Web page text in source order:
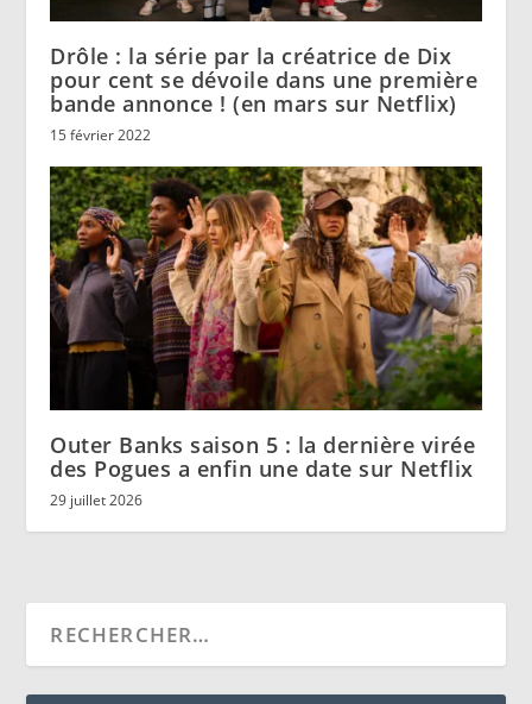
Drôle : la série par la créatrice de Dix
pour cent se dévoile dans une première
bande annonce ! (en mars sur Netflix)
15 février 2022
Outer Banks saison 5 : la dernière virée
des Pogues a enfin une date sur Netflix
29 juillet 2026